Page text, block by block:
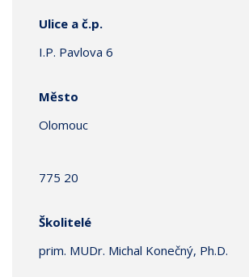
Ulice a č.p.
I.P. Pavlova 6
Město
Olomouc
775 20
Školitelé
prim. MUDr. Michal Konečný, Ph.D.